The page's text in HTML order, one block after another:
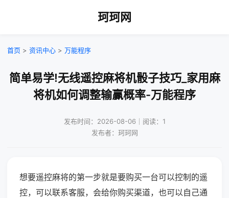
珂珂网
首页 > 资讯中心 > 万能程序
简单易学!无线遥控麻将机骰子技巧_家用麻
将机如何调整输赢概率-万能程序
发布时间：2026-08-06｜阅读：1
发布者：珂珂网
想要遥控麻将的第一步就是要购买一台可以控制的遥
控，可以联系客服，会给你购买渠道，也可以自己通